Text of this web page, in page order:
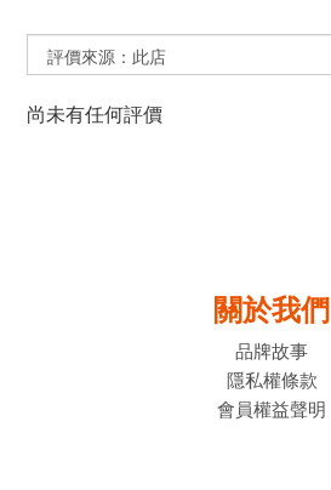
尚未有任何評價
關於我們
品牌故事
隱私權條款
會員權益聲明